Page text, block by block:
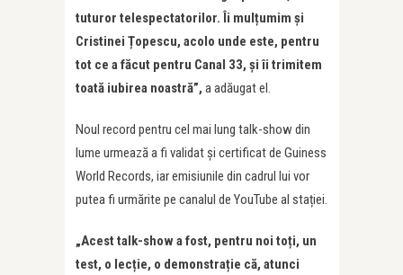
tuturor telespectatorilor. Îi mulțumim și
Cristinei Țopescu, acolo unde este, pentru
tot ce a făcut pentru Canal 33, și îi trimitem
toată iubirea noastră”, a adăugat el.
Noul record pentru cel mai lung talk-show din
lume urmează a fi validat și certificat de Guiness
World Records, iar emisiunile din cadrul lui vor
putea fi urmărite pe canalul de YouTube al stației.
„Acest talk-show a fost, pentru noi toți, un
test, o lecție, o demonstrație că, atunci